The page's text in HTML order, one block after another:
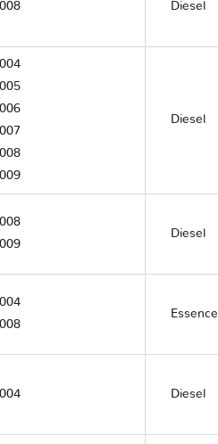
Diesel
Diesel
Diesel
Essence
Diesel